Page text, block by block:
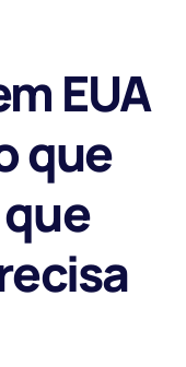
EUA
que